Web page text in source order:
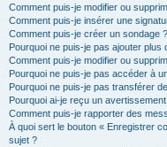
Comment puis-je modifier ou
Comment puis-je insérer une
Comment puis-je créer un sondage ?
Pourquoi ne puis-je pas ajouter plus
Comment puis-je modifier ou
Pourquoi ne puis-je pas accéder à
Pourquoi ne puis-je pas transférer
Pourquoi ai-je reçu un
Comment puis-je rapporter des
À quoi sert le bouton « Enregistrer
sujet ?